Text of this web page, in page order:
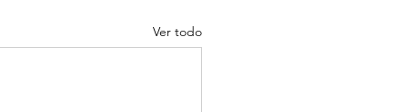
Ver todo